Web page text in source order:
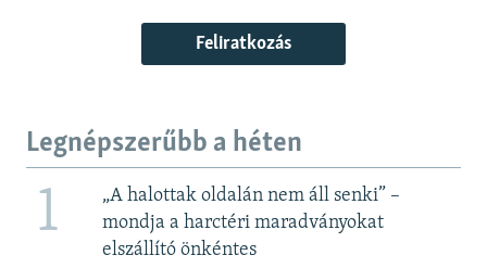
Feliratkozás
Legnépszerűbb a héten
1
„A halottak oldalán nem áll senki” –
mondja a harctéri maradványokat
elszállító önkéntes